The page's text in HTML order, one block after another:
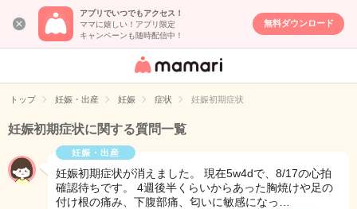
アプリでいつでもアクセス！
ママに嬉しい！アプリ限定
キャンペーンも随時配信中！
無料ダウンロード
女性専用匿名QA
イト
トップ 妊娠・出産 妊娠 症状 妊娠初期症状
妊娠初期症状に関する質問一覧
妊娠・出産
妊娠初期症状が消えました。 現在5w4dで、8/17の心拍
確認待ちです。 4週後半くらいからあった胸焼けや足の
付け根の痛み、下腹部痛、匂いに敏感になっ…